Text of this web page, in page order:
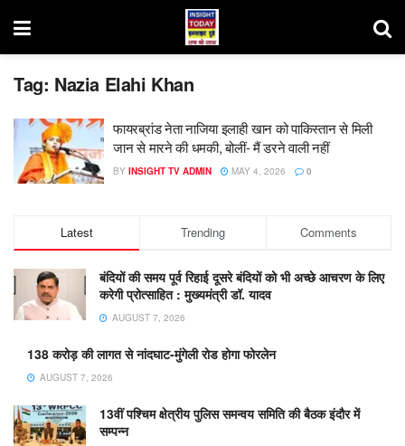
Tag: Nazia Elahi Khan
फायरब्रांड नेता नाजिया इलाही खान को पाकिस्तान से मिली
जान से मारने की धमकी, बोलीं- मैं डरने वाली नहीं
BY INSIGHT TV ADMIN MAY 4, 2026 0
Latest Trending Comments
बंदियों की समय पूर्व रिहाई दूसरे बंदियों को भी अच्छे आचरण के लिए
करेगी प्रोत्साहित : मुख्यमंत्री डॉ. यादव
AUGUST 7, 2026
138 करोड़ की लागत से नांदघाट-मुंगेली रोड होगा फोरलेन
AUGUST 7, 2026
13वीं पश्चिम क्षेत्रीय पुलिस समन्वय समिति की बैठक इंदौर में
सम्पन्न